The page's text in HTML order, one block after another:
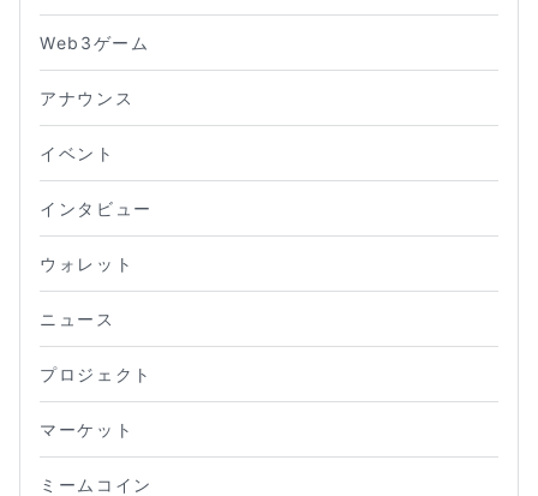
Web3ゲーム
アナウンス
イベント
インタビュー
ウォレット
ニュース
プロジェクト
マーケット
ミームコイン